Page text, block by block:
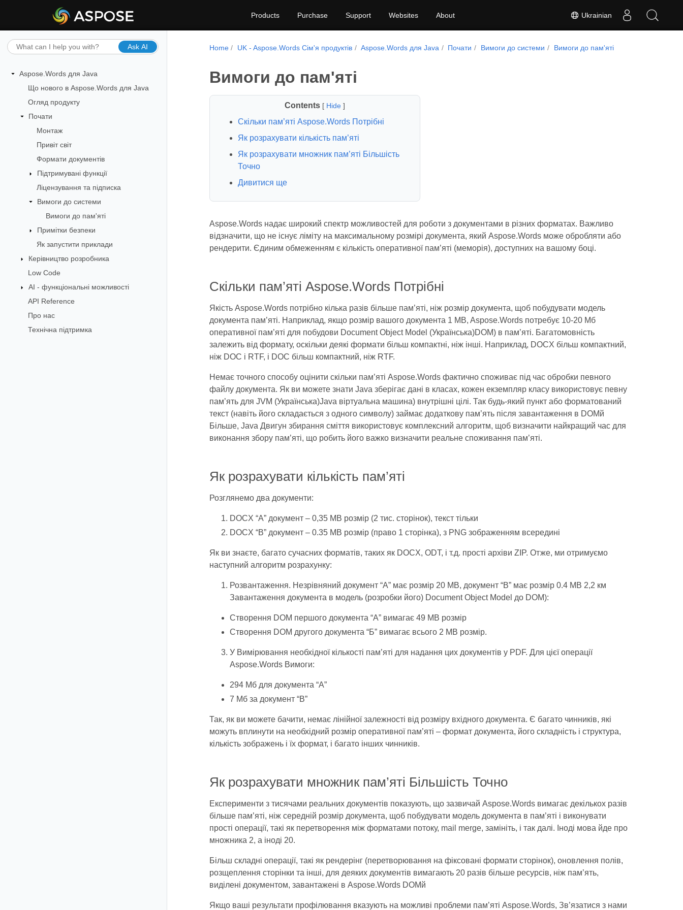
Ukrainian
Products Purchase Support Websites About
Ask AI
Aspose.Words для Java
Що нового в Aspose.Words для Java
Огляд продукту
Почати
Монтаж
Привіт світ
Формати документів
Підтримувані функції
Ліцензування та підписка
Вимоги до системи
Вимоги до пам'яті
Примітки безпеки
Як запустити приклади
Керівництво розробника
Low Code
AI - функціональні можливості
API Reference
Про нас
Технічна підтримка
Home UK - Aspose.Words Сім'я продуктів Aspose.Words для Java Почати Вимоги до системи Вимоги до пам'яті
Вимоги до пам'яті
Contents[ Hide ]
Скільки пам’яті Aspose.Words Потрібні
Як розрахувати кількість пам’яті
Як розрахувати множник пам’яті Більшість
Точно
Дивитися ще
Aspose.Words надає широкий спектр можливостей для роботи з документами в різних форматах. Важливо
відзначити, що не існує ліміту на максимальному розмірі документа, який Aspose.Words може обробляти або
рендерити. Єдиним обмеженням є кількість оперативної пам’яті (меморія), доступних на вашому боці.
Скільки пам’яті Aspose.Words Потрібні
Якість Aspose.Words потрібно кілька разів більше пам’яті, ніж розмір документа, щоб побудувати модель
документа пам’яті. Наприклад, якщо розмір вашого документа 1 MB, Aspose.Words потребує 10-20 Мб
оперативної пам’яті для побудови Document Object Model (Українська)DOM) в пам’яті. Багатомовність
залежить від формату, оскільки деякі формати більш компактні, ніж інші. Наприклад, DOCX більш компактний,
ніж DOC і RTF, і DOC більш компактний, ніж RTF.
Немає точного способу оцінити скільки пам’яті Aspose.Words фактично споживає під час обробки певного
файлу документа. Як ви можете знати Java зберігає дані в класах, кожен екземпляр класу використовує певну
пам’ять для JVM (Українська)Java віртуальна машина) внутрішні цілі. Так будь-який пункт або форматований
текст (навіть його складається з одного символу) займає додаткову пам’ять після завантаження в DOMй
Більше, Java Двигун збирання сміття використовує комплексний алгоритм, щоб визначити найкращий час для
виконання збору пам’яті, що робить його важко визначити реальне споживання пам’яті.
Як розрахувати кількість пам’яті
Розглянемо два документи:
DOCX “A” документ – 0,35 MB розмір (2 тис. сторінок), текст тільки
DOCX “B” документ – 0.35 MB розмір (право 1 сторінка), з PNG зображенням всередині
Як ви знаєте, багато сучасних форматів, таких як DOCX, ODT, і т.д. прості архіви ZIP. Отже, ми отримуємо
наступний алгоритм розрахунку:
Розвантаження. Незрівняний документ “A” має розмір 20 MB, документ “B” має розмір 0.4 MB 2,2 км
Завантаження документа в модель (розробки його) Document Object Model до DOM):
Створення DOM першого документа “А” вимагає 49 MB розмір
Створення DOM другого документа “Б” вимагає всього 2 MB розмір.
У Вимірювання необхідної кількості пам’яті для надання цих документів у PDF. Для цієї операції
Aspose.Words Вимоги:
294 Мб для документа “А”
7 Мб за документ “B”
Так, як ви можете бачити, немає лінійної залежності від розміру вхідного документа. Є багато чинників, які
можуть вплинути на необхідний розмір оперативної пам’яті – формат документа, його складність і структура,
кількість зображень і їх формат, і багато інших чинників.
Як розрахувати множник пам’яті Більшість Точно
Експерименти з тисячами реальних документів показують, що зазвичай Aspose.Words вимагає декількох разів
більше пам’яті, ніж середній розмір документа, щоб побудувати модель документа в пам’яті і виконувати
прості операції, такі як перетворення між форматами потоку, mail merge, замініть, і так далі. Іноді мова йде про
множника 2, а іноді 20.
Більш складні операції, такі як рендерінг (перетворювання на фіксовані формати сторінок), оновлення полів,
розщеплення сторінки та інші, для деяких документів вимагають 20 разів більше ресурсів, ніж пам’ять,
виділені документом, завантажені в Aspose.Words DOMй
Якщо ваші результати профілювання вказують на можливі проблеми пам’яті Aspose.Words, Зв’язатися з нами